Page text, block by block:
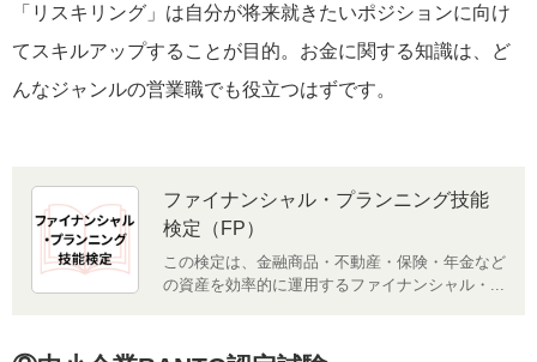
「リスキリング」は自分が将来就きたいポジションに向け
てスキルアップすることが目的。お金に関する知識は、ど
んなジャンルの営業職でも役立つはずです。
ファイナンシャル・プランニング技能
検定（FP）
この検定は、金融商品・不動産・保険・年金など
の資産を効率的に運用するファイナンシャル・...